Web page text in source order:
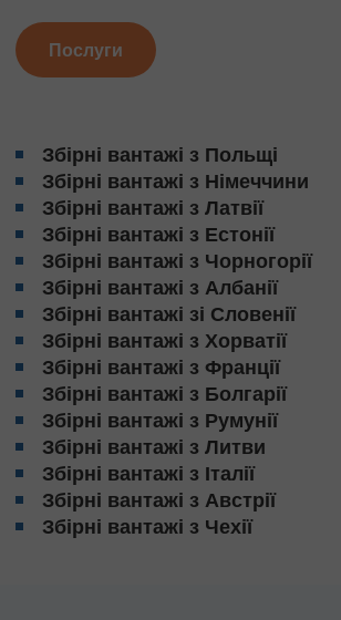
Послуги
Збірні вантажі з Польщі
Збірні вантажі з Німеччини
Збірні вантажі з Латвії
Збірні вантажі з Естонії
Збірні вантажі з Чорногорії
Збірні вантажі з Албанії
Збірні вантажі зі Словенії
Збірні вантажі з Хорватії
Збірні вантажі з Франції
Збірні вантажі з Болгарії
Збірні вантажі з Румунії
Збірні вантажі з Литви
Збірні вантажі з Італії
Збірні вантажі з Австрії
Збірні вантажі з Чехії